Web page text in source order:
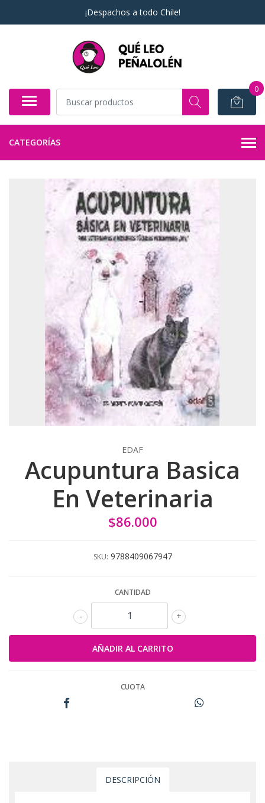
¡Despachos a todo Chile!
0
CATEGORÍAS
EDAF
Acupuntura Basica
En Veterinaria
$86.000
SKU: 9788409067947
CANTIDAD
+
-
CUOTA
DESCRIPCIÓN